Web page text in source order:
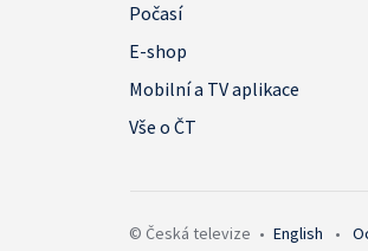
Počasí
E-shop
Mobilní a TV aplikace
Vše o ČT
© Česká televize • English •